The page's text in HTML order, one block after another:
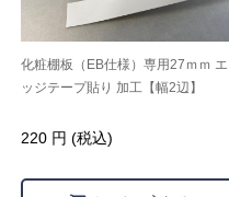
化粧棚板（EB仕様）専用27ｍｍ エ
ッジテープ貼り 加工【幅2辺】
220 円 (税込)